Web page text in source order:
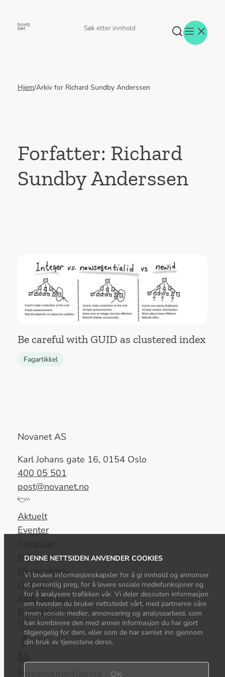
DENNE NETTSIDEN ANVENDER COOKIES
Vi bruker informasjonskapsler for å gi innhold og annonser
et personlig preg, for å levere sosiale mediefunksjoner og
for å analysere trafikken vår. Vi deler dessuten informasjon
om hvordan du bruker nettstedet vårt, med partnerne våre
innen sosiale medier, annonsering og analysearbeid, som
kan kombinere den med annen informasjon du har gjort
tilgjengelig for dem, eller som de har samlet inn gjennom
din bruk av tjenestene deres.
OK
Aktuelt
Menneskene
Om oss
Jobb hos oss
Kontakt oss
Søk
Søk
Hjem/Arkiv for Richard Sundby Anderssen
Forfatter: Richard
Sundby Anderssen
Be careful with GUID as clustered index
Fagartikkel
Novanet AS
Karl Johans gate 16, 0154 Oslo
400 05 501
post@novanet.no
Del
av
Nova
Group
Aktuelt
Eventer
Referanser
Menneskene
Om oss
Jobb hos oss
Kontakt oss